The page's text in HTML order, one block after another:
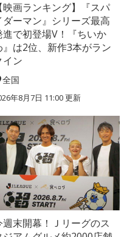
【映画ランキング】『スパ
ダーマン』シリーズ最高
進で初登場V！『ちいか
』は2位、新作3本がラン
イン
全国
年8月7日 11:00更新
週末開幕！Ｊリーグのス